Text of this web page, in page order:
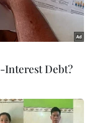
Interest Debt?